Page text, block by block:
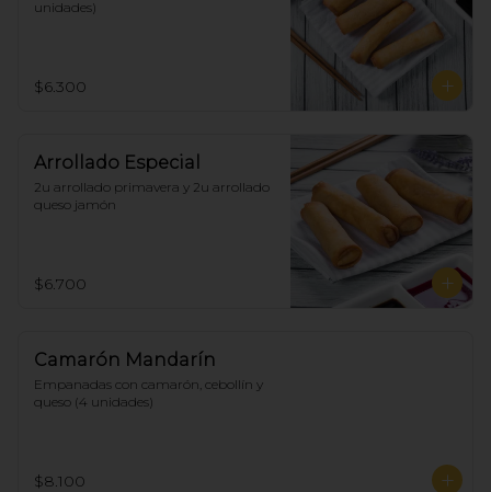
unidades)
$6.300
Arrollado Especial
2u arrollado primavera y 2u arrollado
queso jamón
$6.700
Camarón Mandarín
Empanadas con camarón, cebollín y
queso (4 unidades)
$8.100